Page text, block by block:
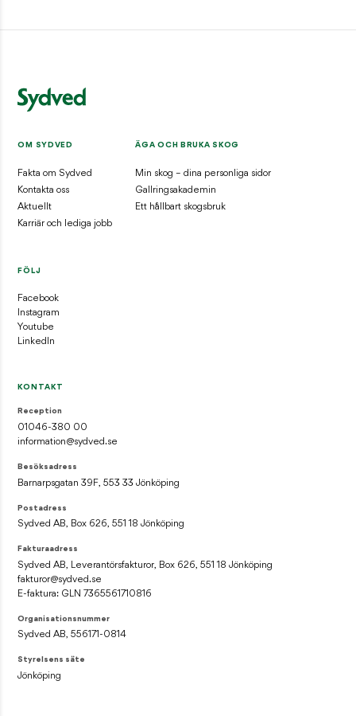
OM SYDVED
Fakta om Sydved
Kontakta oss
Aktuellt
Karriär och lediga jobb
ÄGA OCH BRUKA SKOG
Min skog – dina personliga sidor
Gallringsakademin
Ett hållbart skogsbruk
FÖLJ
Facebook
Instagram
Youtube
LinkedIn
KONTAKT
Reception
01046-380 00
information@sydved.se
Besöksadress
Barnarpsgatan 39F, 553 33 Jönköping
Postadress
Sydved AB, Box 626, 551 18 Jönköping
Fakturaadress
Sydved AB, Leverantörsfakturor, Box 626, 551 18 Jönköping
fakturor@sydved.se
E-faktura: GLN 7365561710816
Organisationsnummer
Sydved AB, 556171-0814
Styrelsens säte
Jönköping